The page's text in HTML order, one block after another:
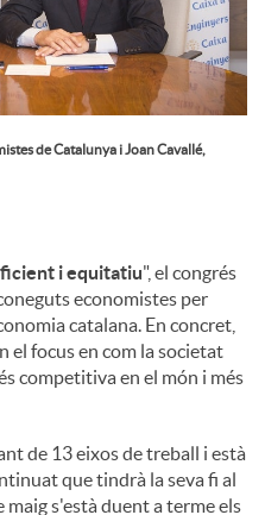
de Catalunya i Joan Cavallé,
i equitatiu", el congrés
economistes per
catalana. En concret,
el focus en com la societat
competitiva en el món i més
de 13 eixos de treball i està
que tindrà la seva fi al
maig s'està duent a terme els